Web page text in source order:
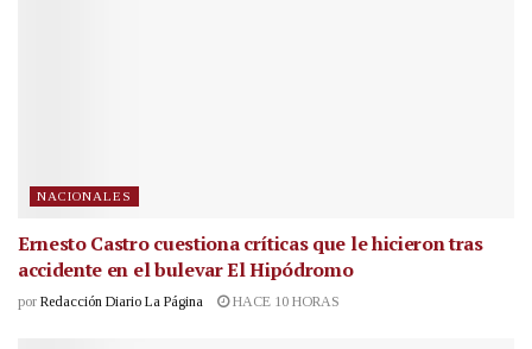
NACIONALES
Ernesto Castro cuestiona críticas que le hicieron tras
accidente en el bulevar El Hipódromo
por Redacción Diario La Página HACE 10 HORAS